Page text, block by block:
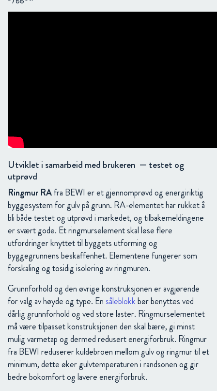
Utviklet i samarbeid med brukeren — testet og
utprøvd
Ringmur RAfra BEWI er et gjennomprøvd og energiriktig
byggesystem for gulv på grunn. RA-elementet har rukket å
bli både testet og utprøvd i markedet, og tilbakemeldingene
er svært gode. Et ringmurselement skal løse flere
utfordringer knyttet til byggets utforming og
byggegrunnens beskaffenhet. Elementene fungerer som
forskaling og tosidig isolering av ringmuren.
Grunnforhold og den øvrige konstruksjonen er avgjørende
for valg av høyde og type. En såleblokkbør benyttes ved
dårlig grunnforhold og ved store laster. Ringmurselementet
må være tilpasset konstruksjonen den skal bære, gi minst
mulig varmetap og dermed redusert energiforbruk. Ringmur
fra BEWI reduserer kuldebroen mellom gulv og ringmur til et
minimum, dette øker gulvtemperaturen i randsonen og gir
bedre bokomfort og lavere energiforbruk.